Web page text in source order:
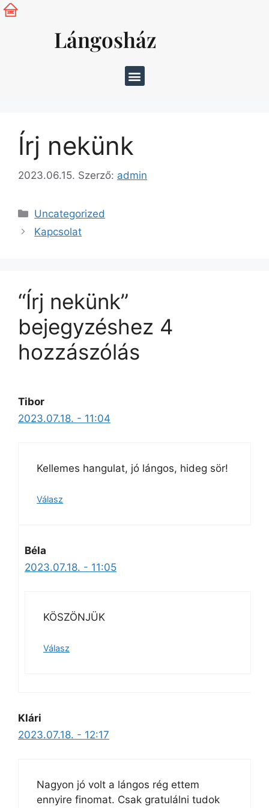
Lángosház
Írj nekünk
2023.06.15. Szerző: admin
Uncategorized
Kapcsolat
“Írj nekünk”
bejegyzéshez 4
hozzászólás
Tibor
2023.07.18. - 11:04
Kellemes hangulat, jó lángos, hideg sör!
Válasz
Béla
2023.07.18. - 11:05
KÖSZÖNJÜK
Válasz
Klári
2023.07.18. - 12:17
Nagyon jó volt a lángos rég ettem
ennyire finomat. Csak gratulálni tudok